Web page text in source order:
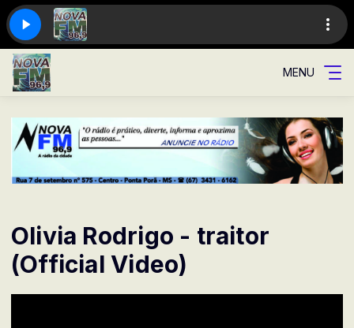
MENU
Olivia Rodrigo - traitor
(Official Video)